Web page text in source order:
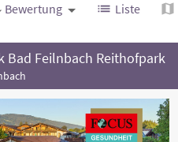
Bewertung Liste
Bad Feilnbach Reithofpark